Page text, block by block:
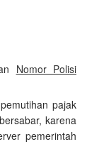
Nomor Polisi
pajak
karena
pemerintah